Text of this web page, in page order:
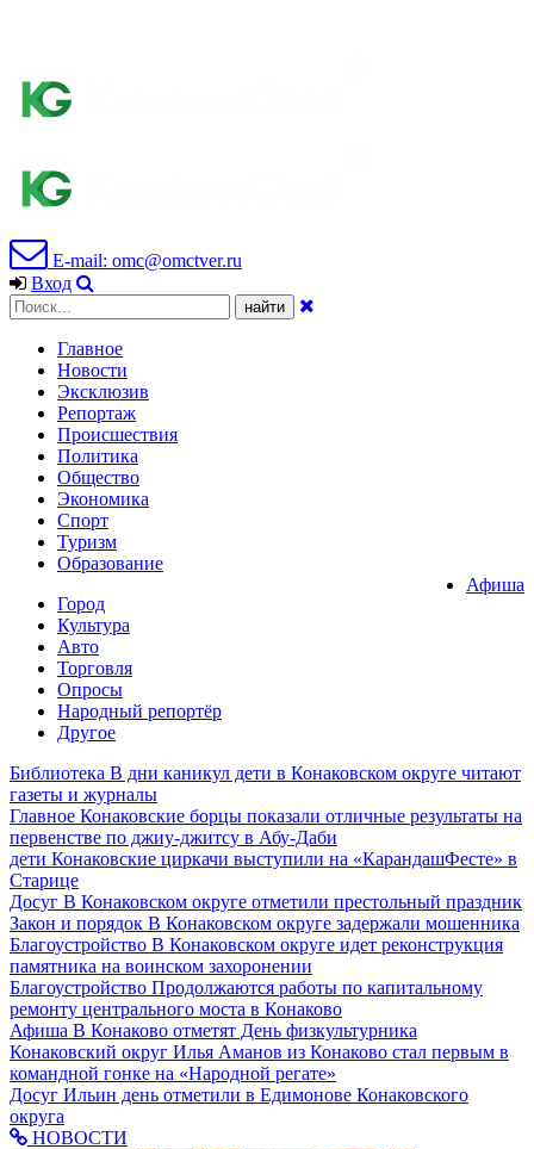
E-mail: omc@omctver.ru
Вход
Главное
Новости
Эксклюзив
Репортаж
Происшествия
Политика
Общество
Экономика
Спорт
Туризм
Образование
Афиша
Город
Культура
Авто
Торговля
Опросы
Народный репортёр
Другое
Библиотека В дни каникул дети в Конаковском округе читают
газеты и журналы
Главное Конаковские борцы показали отличные результаты на
первенстве по джиу-джитсу в Абу-Даби
дети Конаковские циркачи выступили на «КарандашФесте» в
Старице
Досуг В Конаковском округе отметили престольный праздник
Закон и порядок В Конаковском округе задержали мошенника
Благоустройство В Конаковском округе идет реконструкция
памятника на воинском захоронении
Благоустройство Продолжаются работы по капитальному
ремонту центрального моста в Конаково
Афиша В Конаково отметят День физкультурника
Конаковский округ Илья Аманов из Конаково стал первым в
командной гонке на «Народной регате»
Досуг Ильин день отметили в Едимонове Конаковского
округа
НОВОСТИ